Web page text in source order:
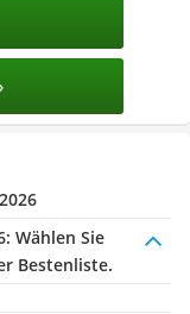
Wählen Sie
Bestenliste.